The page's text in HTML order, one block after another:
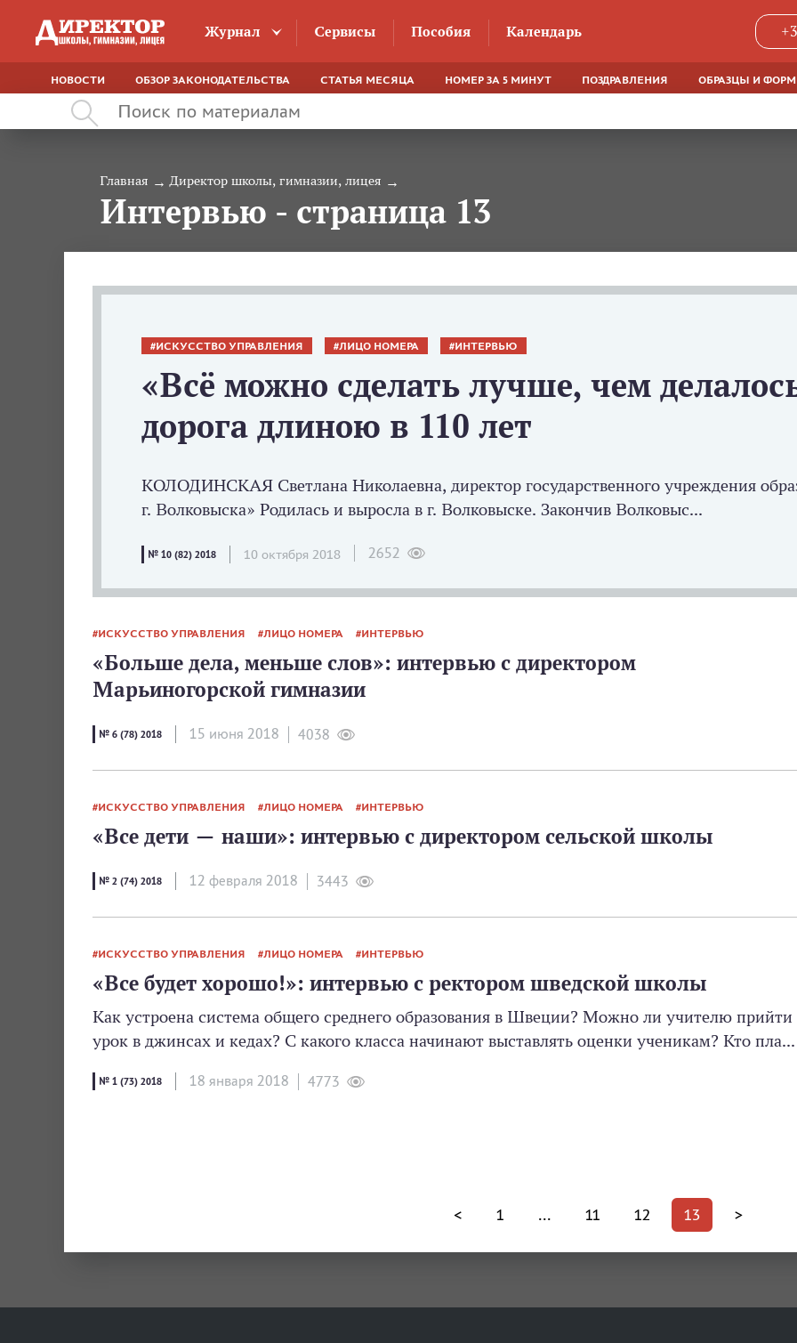
Журнал Сервисы Пособия Календарь
НОВОСТИ ОБЗОР ЗАКОНОДАТЕЛЬСТВА СТАТЬЯ МЕСЯЦА НОМЕР ЗА 5 МИНУТ ПОЗДРАВЛЕНИЯ ОБРАЗЦЫ И
Главная Директор школы, гимназии, лицея
Интервью - страница 13
ИСКУССТВО УПРАВЛЕНИЯ ЛИЦО НОМЕРА ИНТЕРВЬЮ
«Всё можно сделать лучше, чем
дорога длиною в 110 лет
КОЛОДИНСКАЯ Светлана Николаевна, директор государственного учреждения
г. Волковыска» Родилась и выросла в г. Волковыске. Закончив Волковыс...
№ 10 (82) 2018 10 октября 2018 2652
ИСКУССТВО УПРАВЛЕНИЯ ЛИЦО НОМЕРА ИНТЕРВЬЮ
«Больше дела, меньше слов»: интервью с директором
Марьиногорской гимназии
№ 6 (78) 2018 15 июня 2018 4038
ИСКУССТВО УПРАВЛЕНИЯ ЛИЦО НОМЕРА ИНТЕРВЬЮ
«Все дети — наши»: интервью с директором сельской школы
№ 2 (74) 2018 12 февраля 2018 3443
ИСКУССТВО УПРАВЛЕНИЯ ЛИЦО НОМЕРА ИНТЕРВЬЮ
«Все будет хорошо!»: интервью с ректором шведской школы
Как устроена система общего среднего образования в Швеции? Можно ли учителю прийти
урок в джинсах и кедах? С какого класса начинают выставлять оценки ученикам? Кто пла...
№ 1 (73) 2018 18 января 2018 4773
< 1 ... 11 12 13 >